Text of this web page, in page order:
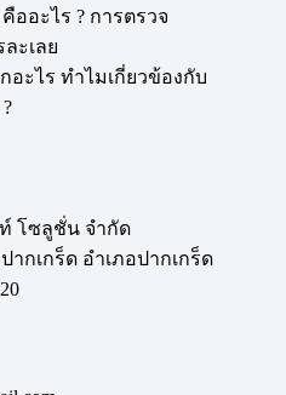
คืออะไร ? การตรวจ
ะเลย
อะไร ทำไมเกี่ยวข้องกับ
โซลูชั่น จำกัด
ากเกร็ด อำเภอปากเกร็ด